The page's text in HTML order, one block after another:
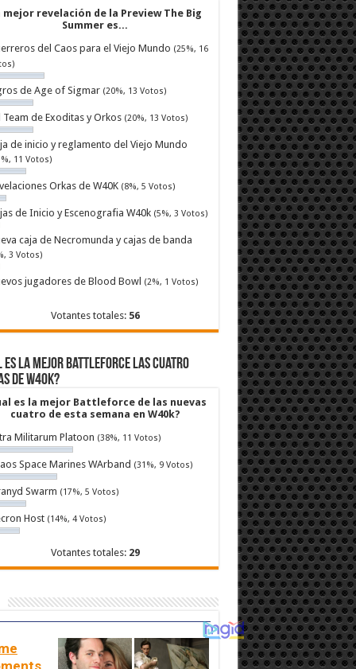
mejor revelación de la Preview The Big
Summer es...
del Caos para el Viejo Mundo (25%, 16
de Age of Sigmar (20%, 13 Votos)
Team de Exoditas y Orkos (20%, 13 Votos)
de inicio y reglamento del Viejo Mundo
11 Votos)
Orkas de W40K (8%, 5 Votos)
de Inicio y Escenografia W40k (5%, 3 Votos)
caja de Necromunda y cajas de banda
3 Votos)
jugadores de Blood Bowl (2%, 1 Votos)
Votantes totales: 56
es la mejor Battleforce las cuatro
de W40k?
es la mejor Battleforce de las nuevas
cuatro de esta semana en W40k?
Militarum Platoon (38%, 11 Votos)
Space Marines WArband (31%, 9 Votos)
Swarm (17%, 5 Votos)
Host (14%, 4 Votos)
Votantes totales: 29